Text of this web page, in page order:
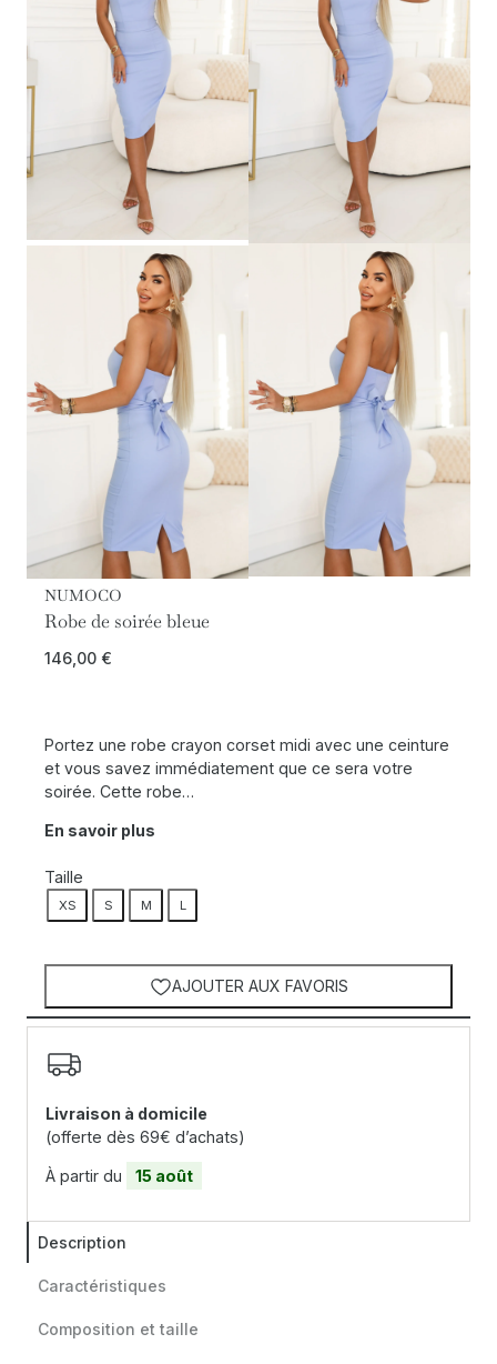
NUMOCO
Robe de soirée bleue
146,00 €
Portez une robe crayon corset midi avec une ceinture
et vous savez immédiatement que ce sera votre
soirée. Cette robe…
En savoir plus
Taille
XS S M L
AJOUTER AUX FAVORIS
Livraison à domicile
(offerte dès 69€ d’achats)
À partir du 15 août
Description
Caractéristiques
Composition et taille